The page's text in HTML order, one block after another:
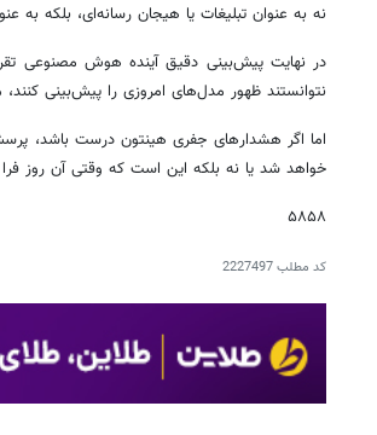
نه به عنوان تبلیغات یا هیجان رسانه‌ای، بلکه
در نهایت پیش‌بینی دقیق آینده هوش مصنوعی
نتوانستند ظهور مدل‌های امروزی را پیش‌بینی
اما اگر هشدارهای جفری هینتون درست باشد،
خواهد شد یا نه بلکه این است که وقتی آن روز فرا
۵۸۵۸
کد مطلب2227497